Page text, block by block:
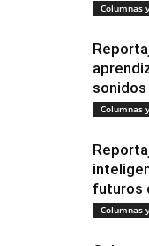
Columnas
Columnas
futuros
Columnas